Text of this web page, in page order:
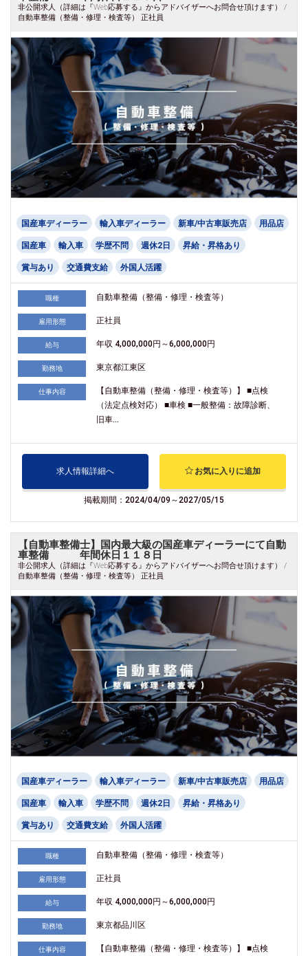
非公開求人（詳細は『Web応募する』からアドバイザーへお問合せ頂けます） /
自動車整備（整備・修理・検査等） 正社員
国産車ディーラー 輸入車ディーラー 新車/中古車販売店 用品店
国産車 輸入車 学歴不問 週休2日 昇給・昇格あり
賞与あり 交通費支給 外国人活躍
職種 自動車整備（整備・修理・検査等）
雇用形態 正社員
給与 年収 4,000,000円～6,000,000円
勤務地 東京都江東区
仕事内容
【自動車整備（整備・修理・検査等）】 ■点検
（法定点検対応） ■車検 ■一般整備：故障診断、
旧車...
求人情報詳細へ お気に入りに追加
掲載期間：2024/04/09～2027/05/15
【自動車整備士】国内最大級の国産車ディーラーにて自動
車整備 年間休日１１８日
非公開求人（詳細は『Web応募する』からアドバイザーへお問合せ頂けます） /
自動車整備（整備・修理・検査等） 正社員
国産車ディーラー 輸入車ディーラー 新車/中古車販売店 用品店
国産車 輸入車 学歴不問 週休2日 昇給・昇格あり
賞与あり 交通費支給 外国人活躍
職種 自動車整備（整備・修理・検査等）
雇用形態 正社員
給与 年収 4,000,000円～6,000,000円
勤務地 東京都品川区
仕事内容 【自動車整備（整備・修理・検査等）】 ■点検